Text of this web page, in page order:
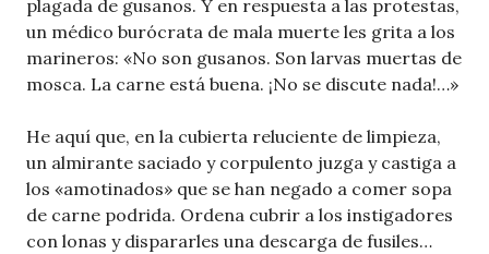
plagada de gusanos. Y en respuesta a las protestas,
un médico burócrata de mala muerte les grita a los
marineros: «No son gusanos. Son larvas muertas de
mosca. La carne está buena. ¡No se discute nada!…»
He aquí que, en la cubierta reluciente de limpieza,
un almirante saciado y corpulento juzga y castiga a
los «amotinados» que se han negado a comer sopa
de carne podrida. Ordena cubrir a los instigadores
con lonas y dispararles una descarga de fusiles…